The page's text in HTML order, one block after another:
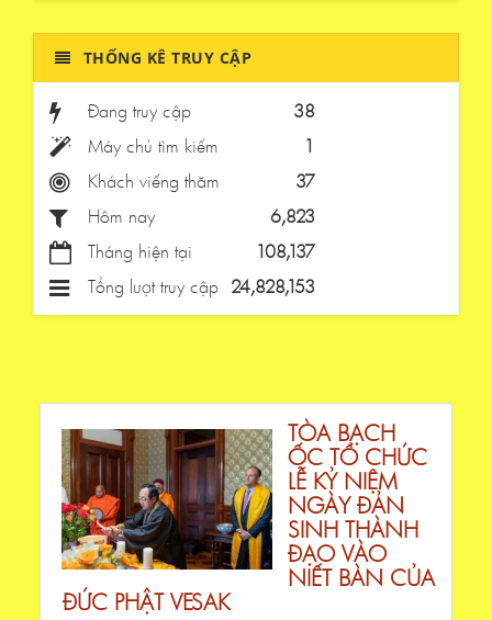
THỐNG KÊ TRUY CẬP
Đang truy cập
38
Máy chủ tìm kiếm
1
Khách viếng thăm
37
Hôm nay
6,823
Tháng hiện tại
108,137
Tổng lượt truy cập 24,828,153
TÒA BẠCH
ỐC TỔ CHỨC
LỄ KỶ NIỆM
NGÀY ĐẢN
SINH THÀNH
ĐẠO VÀO
NIẾT BÀN CỦA
ĐỨC PHẬT VESAK